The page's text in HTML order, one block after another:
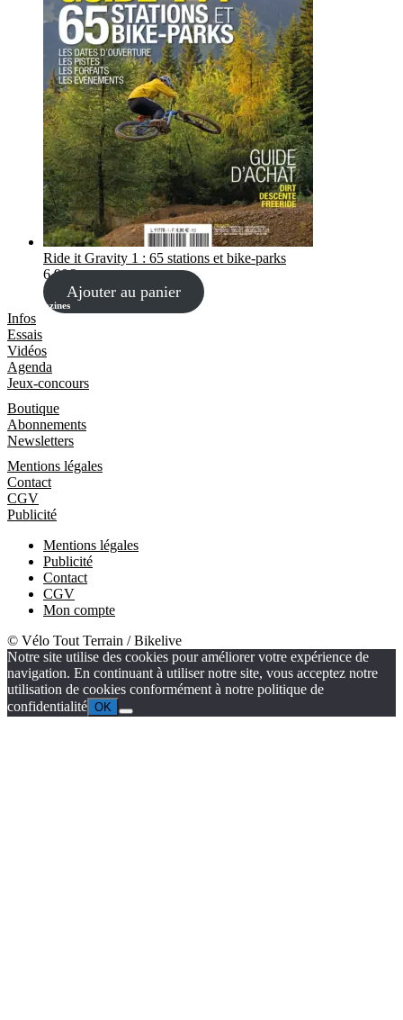
Ride it Gravity 1 : 65 stations et bike-parks
6,90€
Ajouter au panier
Les Magazines
Infos
Essais
Vidéos
Agenda
Jeux-concours
Boutique
Abonnements
Newsletters
Mentions légales
Contact
CGV
Publicité
Mentions légales
Publicité
Contact
CGV
Mon compte
© Vélo Tout Terrain / Bikelive
Notre site utilise des cookies pour améliorer votre expérience de
navigation. En continuant à utiliser notre site, vous acceptez notre
utilisation de cookies conformément à notre politique de
confidentialité OK